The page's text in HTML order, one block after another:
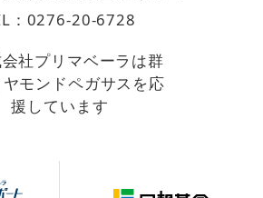
： 0276-20-6728